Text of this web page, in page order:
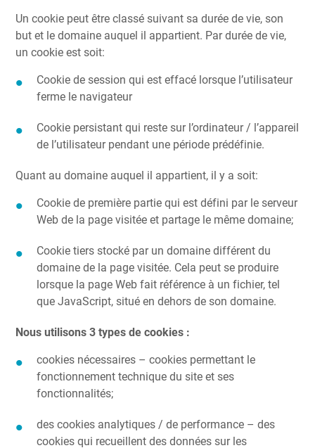
Un cookie peut être classé suivant sa durée de vie, son
but et le domaine auquel il appartient. Par durée de vie,
un cookie est soit:
Cookie de session qui est effacé lorsque l’utilisateur
ferme le navigateur
Cookie persistant qui reste sur l’ordinateur / l’appareil
de l’utilisateur pendant une période prédéfinie.
Quant au domaine auquel il appartient, il y a soit:
Cookie de première partie qui est défini par le serveur
Web de la page visitée et partage le même domaine;
Cookie tiers stocké par un domaine différent du
domaine de la page visitée. Cela peut se produire
lorsque la page Web fait référence à un fichier, tel
que JavaScript, situé en dehors de son domaine.
Nous utilisons 3 types de cookies :
cookies nécessaires – cookies permettant le
fonctionnement technique du site et ses
fonctionnalités;
des cookies analytiques / de performance – des
cookies qui recueillent des données sur les